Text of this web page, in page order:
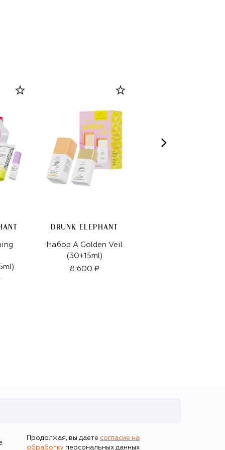
DRUNK ELEPHANT
Набор A Golden Veil
(30+15ml)
8 600 ₽
Продолжая, вы даете согласие на
обработку персональных данных